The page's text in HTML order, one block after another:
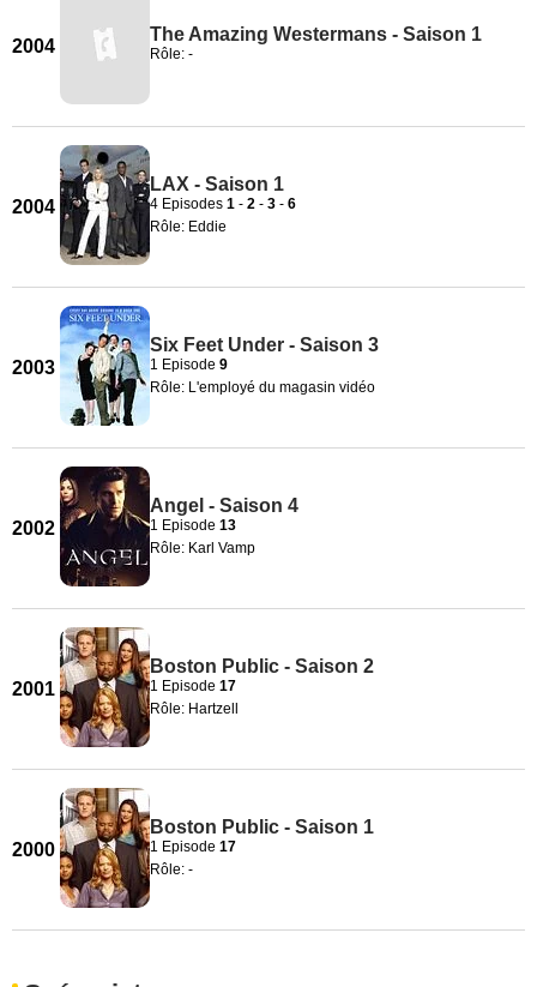
2004
The Amazing Westermans - Saison 1
Rôle: -
2004
LAX - Saison 1
4 Episodes 1 - 2 - 3 - 6
Rôle: Eddie
2003
Six Feet Under - Saison 3
1 Episode 9
Rôle: L'employé du magasin vidéo
2002
Angel - Saison 4
1 Episode 13
Rôle: Karl Vamp
2001
Boston Public - Saison 2
1 Episode 17
Rôle: Hartzell
2000
Boston Public - Saison 1
1 Episode 17
Rôle: -